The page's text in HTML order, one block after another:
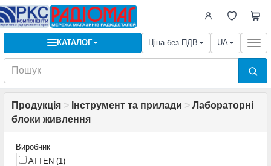
КАТАЛОГ Ціна без ПДВ UA
Продукція > Інструмент та прилади > Лабораторні
блоки живлення
Виробник
ATTEN (1)